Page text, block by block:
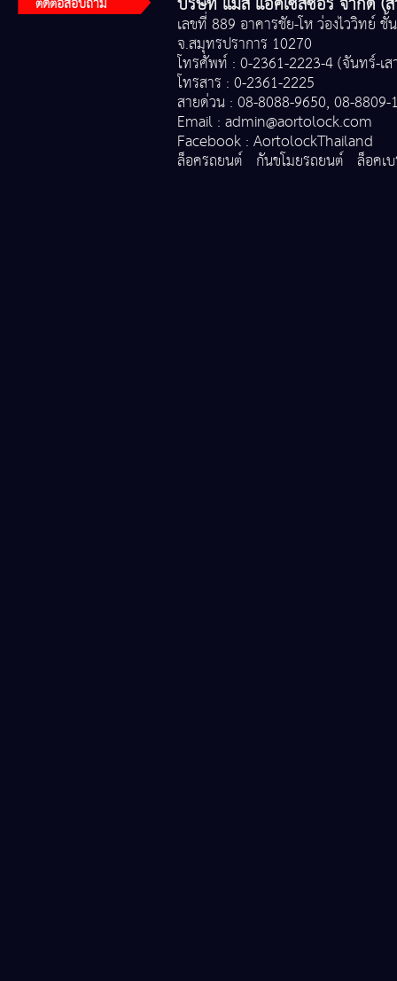
เลขที่ 889 อาคารชัย-โห ว่องไววิทย์
จ.สมุทรปราการ 10270
โทรศัพท์ : 0-2361-2223-4 (จันทร์-เส
โทรสาร : 0-2361-2225
สายด่วน : 08-8088-9650, 08-8809-
Email : admin@aortolock.com
Facebook : AortolockThailand
ล็อครถยนต์ กันขโมยรถยนต์ ล็อคเ